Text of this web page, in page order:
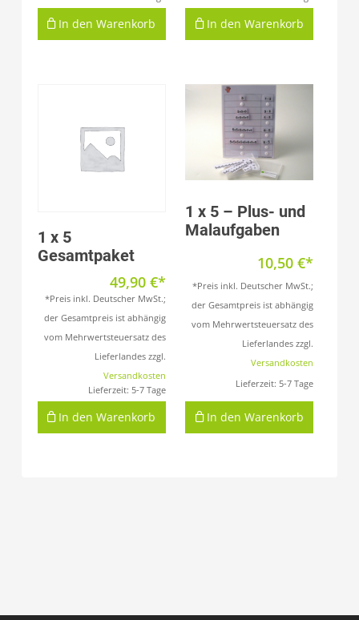
In den Warenkorb In den Warenkorb
Produkt anzeigen
1 x 5
Gesamtpaket
In den Warenkorb
49,90 €
*Preis inkl. Deutscher MwSt.;
der Gesamtpreis ist abhängig
vom Mehrwertsteuersatz des
Lieferlandes zzgl.
Versandkosten
Lieferzeit: 5-7 Tage
1 x 5 – Plus- und
Malaufgaben
In den Warenkorb
10,50 €
*Preis inkl. Deutscher MwSt.;
der Gesamtpreis ist abhängig
vom Mehrwertsteuersatz des
Lieferlandes zzgl.
Versandkosten
Lieferzeit: 5-7 Tage